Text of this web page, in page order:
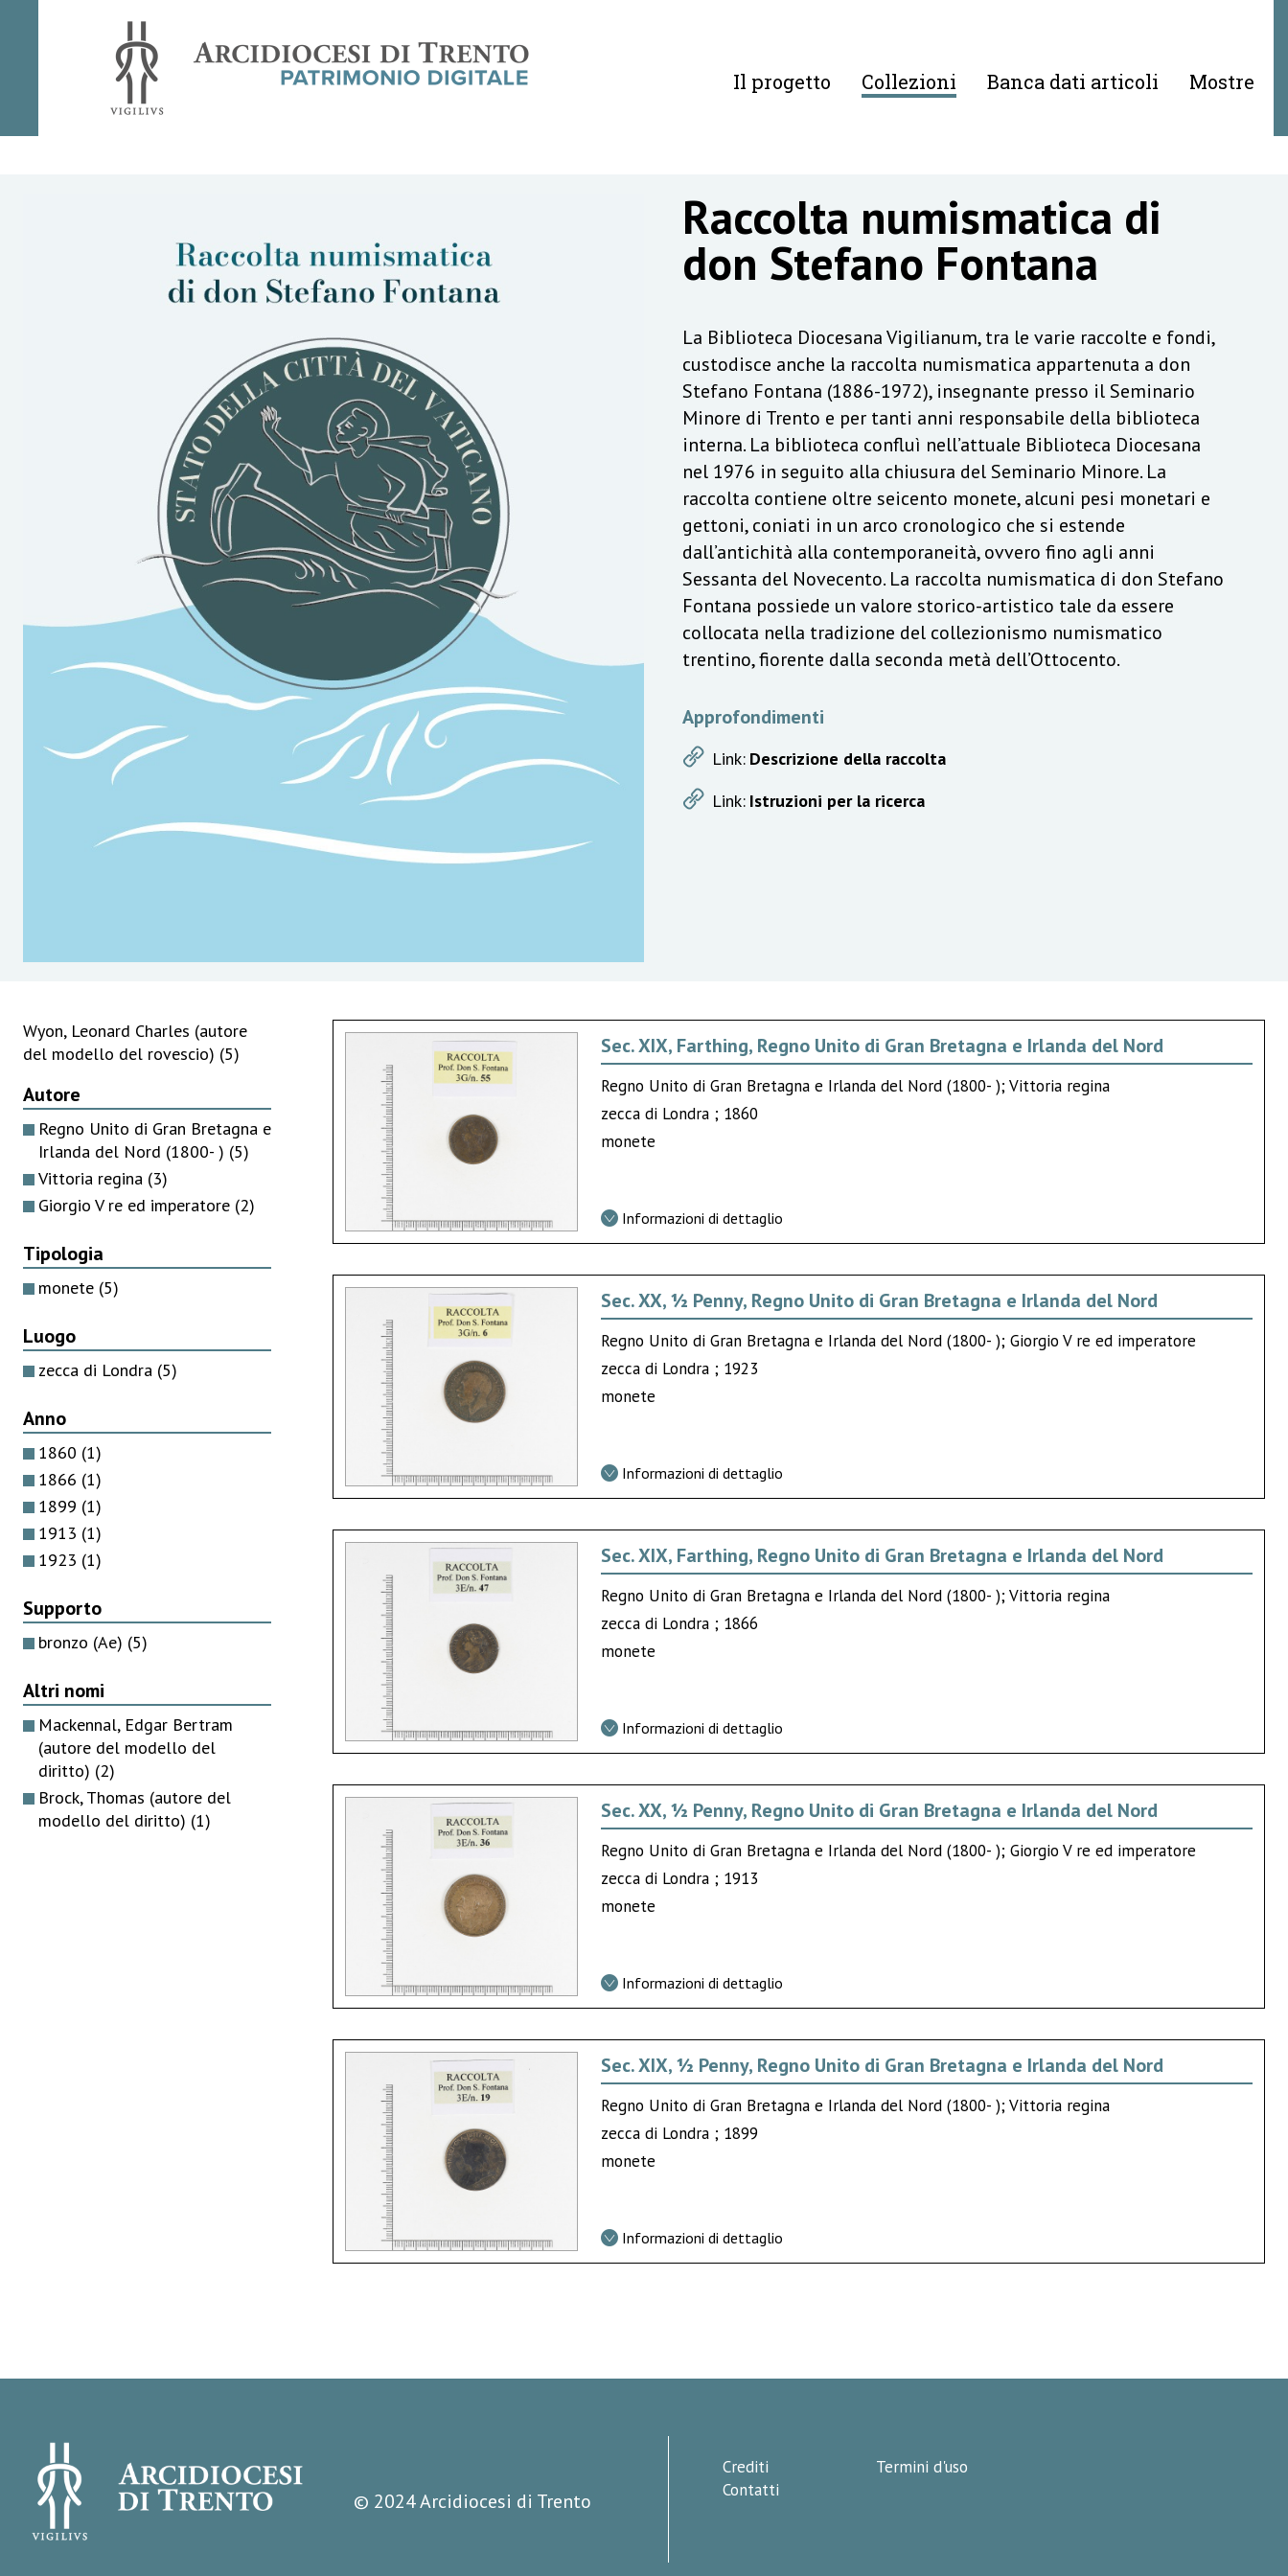
Il progetto Collezioni Banca dati articoli Mostre
Raccolta numismatica di
don Stefano Fontana
La Biblioteca Diocesana Vigilianum, tra le varie raccolte e fondi,
custodisce anche la raccolta numismatica appartenuta a don
Stefano Fontana (1886-1972), insegnante presso il Seminario
Minore di Trento e per tanti anni responsabile della biblioteca
interna. La biblioteca confluì nell’attuale Biblioteca Diocesana
nel 1976 in seguito alla chiusura del Seminario Minore. La
raccolta contiene oltre seicento monete, alcuni pesi monetari e
gettoni, coniati in un arco cronologico che si estende
dall’antichità alla contemporaneità, ovvero fino agli anni
Sessanta del Novecento. La raccolta numismatica di don Stefano
Fontana possiede un valore storico-artistico tale da essere
collocata nella tradizione del collezionismo numismatico
trentino, fiorente dalla seconda metà dell’Ottocento.
Approfondimenti
Link: Descrizione della raccolta
Link: Istruzioni per la ricerca
Wyon, Leonard Charles (autore
del modello del rovescio) (5)
Autore
Regno Unito di Gran Bretagna e
Irlanda del Nord (1800- ) (5)
Vittoria regina (3)
Giorgio V re ed imperatore (2)
Tipologia
monete (5)
Luogo
zecca di Londra (5)
Anno
1860 (1)
1866 (1)
1899 (1)
1913 (1)
1923 (1)
Supporto
bronzo (Ae) (5)
Altri nomi
Mackennal, Edgar Bertram
(autore del modello del
diritto) (2)
Brock, Thomas (autore del
modello del diritto) (1)
Sec. XIX, Farthing, Regno Unito di Gran Bretagna e Irlanda del Nord
Regno Unito di Gran Bretagna e Irlanda del Nord (1800- ); Vittoria regina
zecca di Londra ; 1860
monete
Informazioni di dettaglio
Sec. XX, ½ Penny, Regno Unito di Gran Bretagna e Irlanda del Nord
Regno Unito di Gran Bretagna e Irlanda del Nord (1800- ); Giorgio V re ed imperatore
zecca di Londra ; 1923
monete
Informazioni di dettaglio
Sec. XIX, Farthing, Regno Unito di Gran Bretagna e Irlanda del Nord
Regno Unito di Gran Bretagna e Irlanda del Nord (1800- ); Vittoria regina
zecca di Londra ; 1866
monete
Informazioni di dettaglio
Sec. XX, ½ Penny, Regno Unito di Gran Bretagna e Irlanda del Nord
Regno Unito di Gran Bretagna e Irlanda del Nord (1800- ); Giorgio V re ed imperatore
zecca di Londra ; 1913
monete
Informazioni di dettaglio
Sec. XIX, ½ Penny, Regno Unito di Gran Bretagna e Irlanda del Nord
Regno Unito di Gran Bretagna e Irlanda del Nord (1800- ); Vittoria regina
zecca di Londra ; 1899
monete
Informazioni di dettaglio
© 2024 Arcidiocesi di Trento
Crediti
Contatti
Termini d'uso